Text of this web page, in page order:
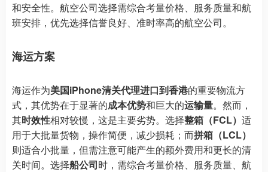
和安全性。航空公司选择需综合考量价格、服务质量和航
班安排，优先选择信誉良好、准时率高的航空公司。
海运方案
海运作为美国iPhone清关代理进口到香港的重要物流方
式，其优势在于显著的成本优势和巨大的运输量。然而，
其时效性相对较慢，这是主要劣势。选择整箱（FCL） 适
用于大批量货物，操作简便，减少损耗；而拼箱（LCL）
则适合小批量，但需注意可能产生的额外费用和更长的清
关时间。选择船公司时，需综合考量价格、服务质量、航